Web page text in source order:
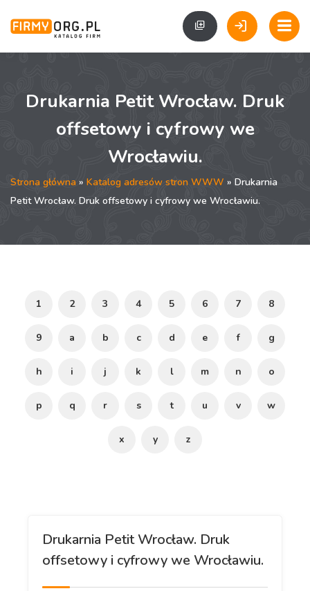
Drukarnia Petit Wrocław. Druk
offsetowy i cyfrowy we
Wrocławiu.
Strona główna » Katalog adresów stron WWW » Drukarnia
Petit Wrocław. Druk offsetowy i cyfrowy we Wrocławiu.
1 2 3 4 5 6 7 8
9 a b c d e f g
h i j k l m n o
p q r s t u v w
x y z
Drukarnia Petit Wrocław. Druk
offsetowy i cyfrowy we Wrocławiu.